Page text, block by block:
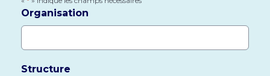
Organisation
Structure